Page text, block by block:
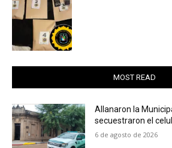
MOST READ
Allanaron la
secuestraron el
6 de agosto de 2026